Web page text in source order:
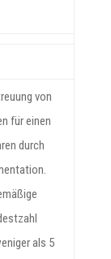
von
für einen
durch
als 5